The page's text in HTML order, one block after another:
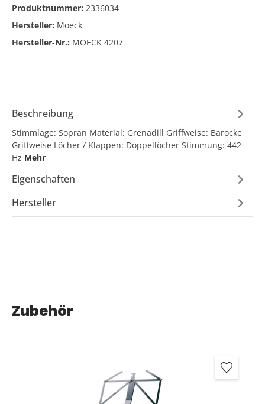
Produktnummer: 2336034
Hersteller: Moeck
Hersteller-Nr.: MOECK 4207
Beschreibung
Stimmlage: Sopran Material: Grenadill Griffweise: Barocke
Griffweise Löcher / Klappen: Doppellöcher Stimmung: 442
Hz Mehr
Eigenschaften
Hersteller
Zubehör